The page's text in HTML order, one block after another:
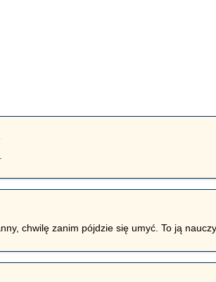
chwilę zanim pójdzie się umyć. To ją